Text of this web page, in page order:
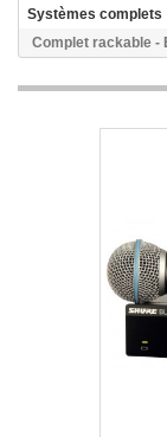
Systèmes complets
Complet rackable -